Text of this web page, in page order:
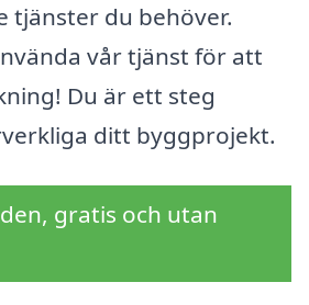
tjänster du behöver.
vår tjänst för att
Du är ett steg
ditt byggprojekt.
gratis och utan